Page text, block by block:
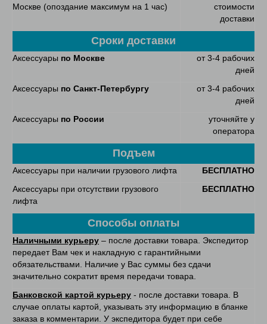
Москве (опоздание максимум на 1 час)
стоимости
доставки
Сроки доставки
Аксессуары по Москве
от 3-4 рабочих
дней
Аксессуары по Санкт-Петербургу
от 3-4 рабочих
дней
Аксессуары по России
уточняйте у
оператора
Подъем
Аксессуары при наличии грузового лифта
БЕСПЛАТНО
Аксессуары при отсутствии грузового
лифта
БЕСПЛАТНО
Способы оплаты
Наличными курьеру – после доставки товара. Экспедитор
передает Вам чек и накладную с гарантийными
обязательствами. Наличие у Вас суммы без сдачи
значительно сократит время передачи товара.
Банковской картой курьеру - после доставки товара. В
случае оплаты картой, указывать эту информацию в бланке
заказа в комментарии. У экспедитора будет при себе